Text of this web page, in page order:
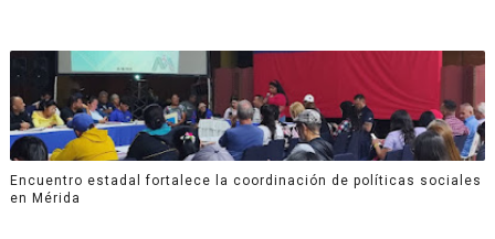
Encuentro estadal fortalece la coordinación de políticas sociales
en Mérida